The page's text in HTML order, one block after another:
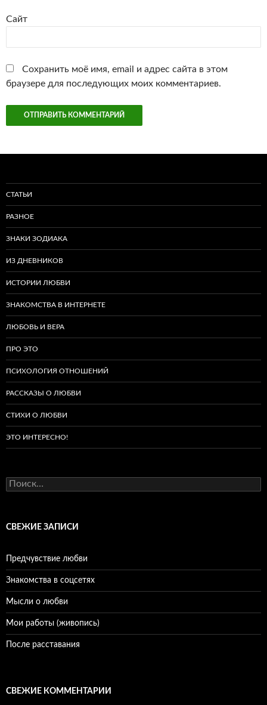
Сайт
Сохранить моё имя, email и адрес сайта в этом
браузере для последующих моих комментариев.
СТАТЬИ
РАЗНОЕ
ЗНАКИ ЗОДИАКА
ИЗ ДНЕВНИКОВ
ИСТОРИИ ЛЮБВИ
ЗНАКОМСТВА В ИНТЕРНЕТЕ
ЛЮБОВЬ И ВЕРА
ПРО ЭТО
ПСИХОЛОГИЯ ОТНОШЕНИЙ
РАССКАЗЫ О ЛЮБВИ
СТИХИ О ЛЮБВИ
ЭТО ИНТЕРЕСНО!
Найти:
СВЕЖИЕ ЗАПИСИ
Предчувствие любви
Знакомства в соцсетях
Мысли о любви
Мои работы (живопись)
После расставания
СВЕЖИЕ КОММЕНТАРИИ